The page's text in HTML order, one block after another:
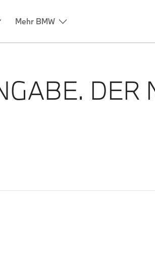
DER